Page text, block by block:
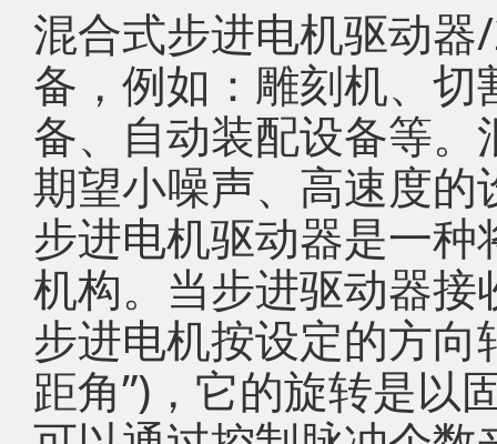
混合式步进电机驱动
备，例如：雕刻机、
备、自动装配设备等
期望小噪声、高速度
步进电机驱动器是一
机构。当步进驱动器
步进电机按设定的方向
距角”)，它的旋转是以